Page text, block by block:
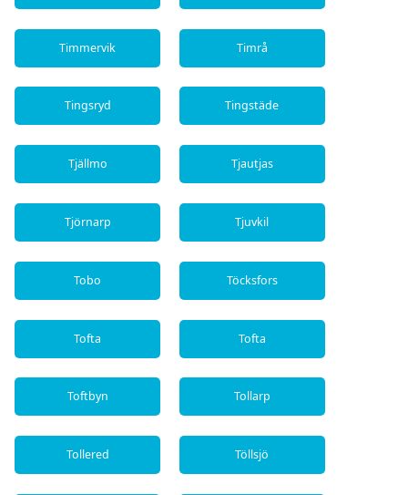
Timmervik Timrå
Tingsryd Tingstäde
Tjällmo Tjautjas
Tjörnarp Tjuvkil
Tobo Töcksfors
Tofta Tofta
Toftbyn Tollarp
Tollered Töllsjö